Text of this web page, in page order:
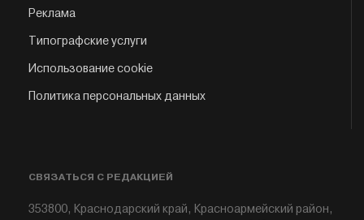
Реклама
Типографские услуги
Использование cookie
Политика персональных данных
СВЯЗАТЬСЯ С РЕДАКЦИЕЙ
353800, Краснодарский край, Красноармейский район,